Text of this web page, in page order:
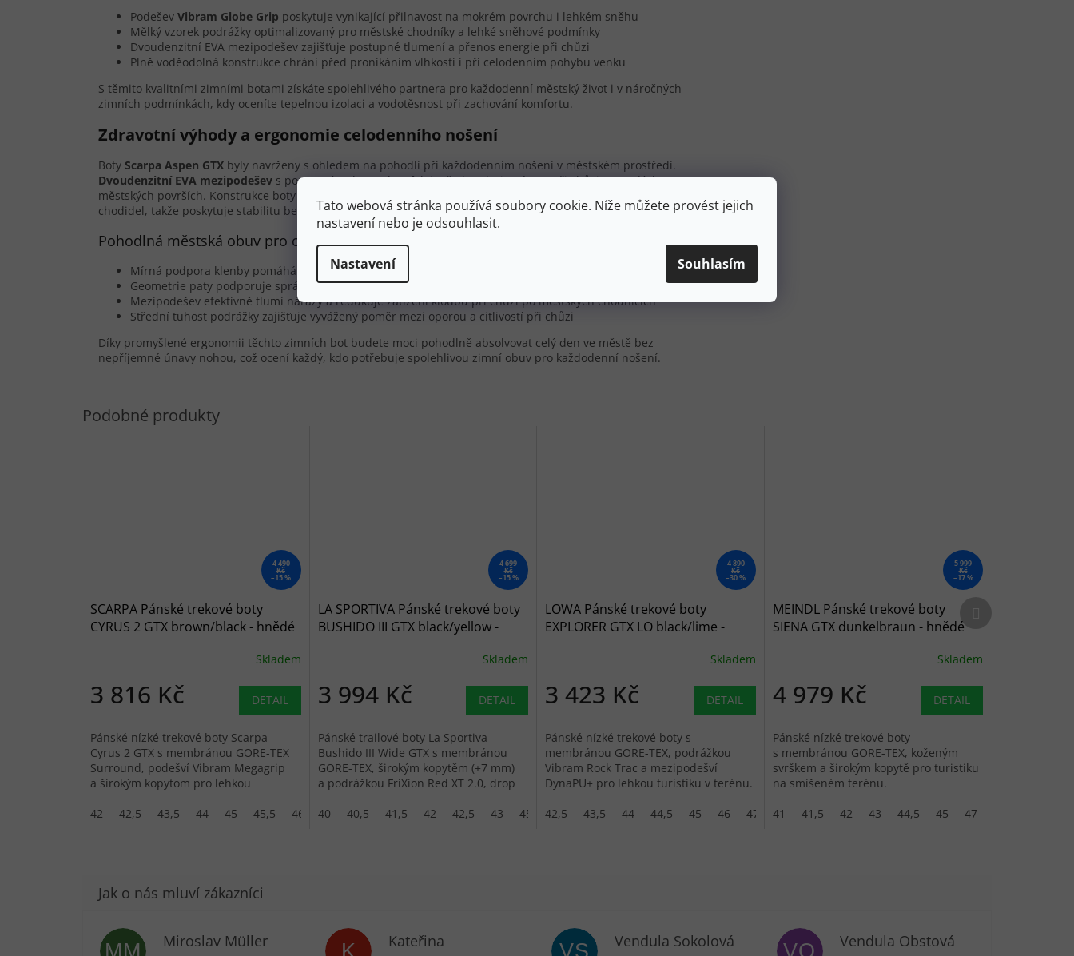
Tato webová stránka používá soubory cookie. Níže můžete provést jejich
nastavení nebo je odsouhlasit.
Nastavení Souhlasím
Podešev Vibram Globe Grip poskytuje vynikající přilnavost na mokrém povrchu i lehkém sněhu
Mělký vzorek podrážky optimalizovaný pro městské chodníky a lehké sněhové podmínky
Dvoudenzitní EVA mezipodešev zajišťuje postupné tlumení a přenos energie při chůzi
Plně voděodolná konstrukce chrání před pronikáním vlhkosti i při celodenním pohybu venku
S těmito kvalitními zimními botami získáte spolehlivého partnera pro každodenní městský život i v náročných
zimních podmínkách, kdy oceníte tepelnou izolaci a vodotěsnost při zachování komfortu.
Zdravotní výhody a ergonomie celodenního nošení
Boty Scarpa Aspen GTX byly navrženy s ohledem na pohodlí při každodenním nošení v městském prostředí.
Dvoudenzitní EVA mezipodešev s postupným tlumením efektivně absorbuje nárazy při chůzi po tvrdých
městských površích. Konstrukce boty nabízí standardní podporu klenby vyhovující většině běžných typů
chodidel, takže poskytuje stabilitu bez nadměrného omezování přirozeného pohybu.
Pohodlná městská obuv pro celodenní nošení
Mírná podpora klenby pomáhá předcházet únavě při celodenním stání a chůzi
Geometrie paty podporuje správné postavení nohy a přirozený odval chodidla
Mezipodešev efektivně tlumí nárazy a redukuje zatížení kloubů při chůzi po městských chodnících
Střední tuhost podrážky zajišťuje vyvážený poměr mezi oporou a citlivostí při chůzi
Díky promyšlené ergonomii těchto zimních bot budete moci pohodlně absolvovat celý den ve městě bez
nepříjemné únavy nohou, což ocení každý, kdo potřebuje spolehlivou zimní obuv pro každodenní nošení.
4 490
Kč
–15 %
SCARPA Pánské trekové boty
CYRUS 2 GTX brown/black - hnědé
Skladem
3 816 Kč DETAIL
Pánské nízké trekové boty Scarpa
Cyrus 2 GTX s membránou GORE-TEX
Surround, podešví Vibram Megagrip
a širokým kopytom pro lehkou
42
42,5 43,5 44 45 45,5 46 46,5 47
4 699
Kč
–15 %
LA SPORTIVA Pánské trekové boty
BUSHIDO III GTX black/yellow -
Skladem
3 994 Kč DETAIL
Pánské trailové boty La Sportiva
Bushido III Wide GTX s membránou
GORE-TEX, širokým kopytěm (+7 mm)
a podrážkou FriXion Red XT 2.0, drop
40
40,5 41,5 42 42,5 43 45 45,5 46,5
4 890
Kč
–30 %
LOWA Pánské trekové boty
EXPLORER GTX LO black/lime -
Skladem
3 423 Kč DETAIL
Pánské nízké trekové boty s
membránou GORE-TEX, podrážkou
Vibram Rock Trac a mezipodešví
DynaPU+ pro lehkou turistiku v terénu.
42,5
43,5 44 44,5 45 46 47
5 999
Kč
–17 %
MEINDL Pánské trekové boty
SIENA GTX dunkelbraun - hnědé
Skladem
4 979 Kč DETAIL
Pánské nízké trekové boty
s membránou GORE-TEX, koženým
svrškem a širokým kopytě pro turistiku
na smíšeném terénu.
41
41,5 42 43 44,5 45 47
MM Miroslav Müller K Kateřina VS Vendula Sokolová VO Vendula Obstová